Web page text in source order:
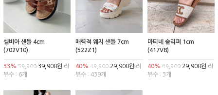
셀비아 샌들 4cm
(702V10)
33% 59,900 39,900원 리
뷰수 : 6개
매력적 웨지 샌들 7cm
(522Z1)
40% 49,90029,900원 리
뷰수 : 439개
마티네 슬리퍼 1cm
(417V8)
40% 49,90029,900원 리
뷰수 : 3개